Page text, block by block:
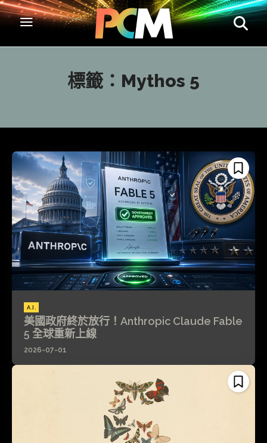
標籤： Mythos 5
A.I.
美國政府終於放行！Anthropic Claude Fable
5 全球重新上線
2026-07-01